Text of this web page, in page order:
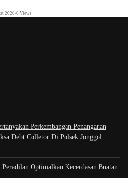
2026•6 Views
Perkembangan Penanganan
Debt Colletor Di Polsek Jonggol
Optimalkan Kecerdasan Buatan